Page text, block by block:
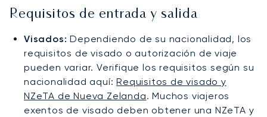
Requisitos de entrada y salida
Visados: Dependiendo de su nacionalidad, los
requisitos de visado o autorización de viaje
pueden variar. Verifique los requisitos según su
nacionalidad aquí:Requisitos de visado y
NZeTA de Nueva Zelanda. Muchos viajeros
exentos de visado deben obtener una NZeTA y